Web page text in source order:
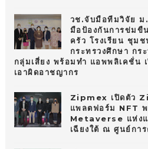
วช.จับมือทีมวิจัย ม
มือป้องกันการข่มขื
ครัว โรงเรียน ชุม
กระทรวงศึกษา กร
กลุ่มเสี่ยง พร้อมทำ แอพพลิเคชั่น
เอาผิดอาชญากร
Zipmex เปิดตัว
แพลตฟอร์ม NFT
Metaverse แห่งแ
เฉียงใต้ ณ ศูนย์กา